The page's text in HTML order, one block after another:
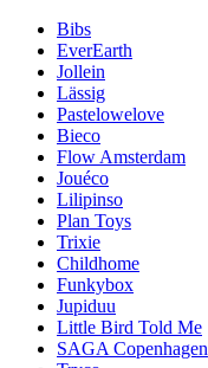
Bibs
EverEarth
Jollein
Lässig
Pastelowelove
Bieco
Flow Amsterdam
Jouéco
Lilipinso
Plan Toys
Trixie
Childhome
Funkybox
Jupiduu
Little Bird Told Me
SAGA Copenhagen